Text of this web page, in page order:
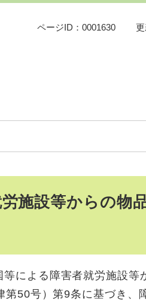
ページID：0001630
施設等からの物
による障害者就労施設等
第50号）第9条に基づき、